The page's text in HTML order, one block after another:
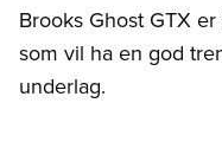
Brooks Ghost GTX
som vil ha en god
underlag.